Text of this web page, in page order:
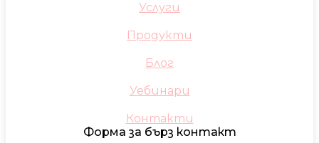
Услуги
Продукти
Блог
Уебинари
Контакти
Форма за бърз контакт